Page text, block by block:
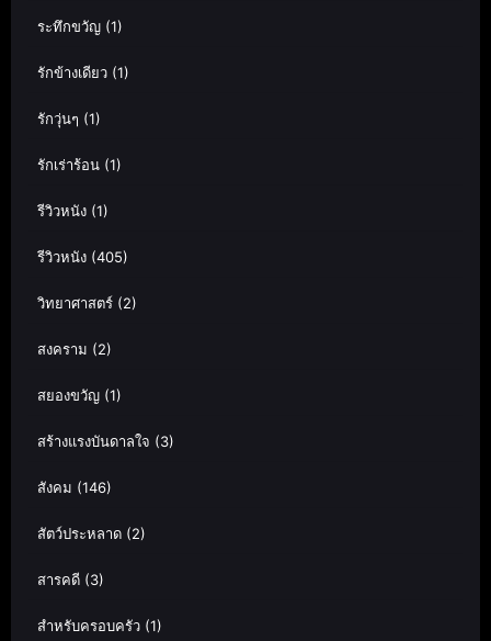
ระทึกขวัญ (1)
รักข้างเดียว (1)
รักวุ่นๆ (1)
รักเร่าร้อน (1)
รีวิวหนัง (1)
รีวิวหนัง (405)
วิทยาศาสตร์ (2)
สงคราม (2)
สยองขวัญ (1)
สร้างแรงบันดาลใจ (3)
สังคม (146)
สัตว์ประหลาด (2)
สารคดี (3)
สำหรับครอบครัว (1)